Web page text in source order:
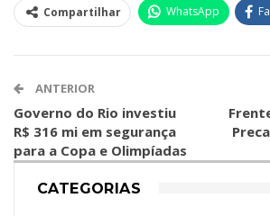
Compartilhar WhatsApp
ANTERIOR
Governo do Rio investiu
R$ 316 mi em segurança
para a Copa e Olimpíadas
CATEGORIAS